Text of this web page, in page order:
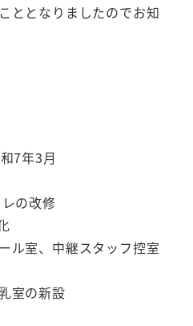
ととなりましたのでお知
7年3月
の改修
ル室、中継スタッフ控室
室の新設